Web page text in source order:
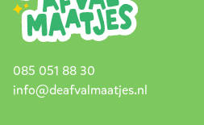
085 051 88 30
info@deafvalmaatjes.nl